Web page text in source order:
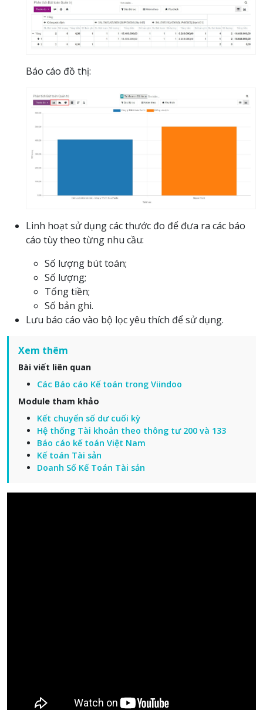
Báo cáo đồ thị:
Linh hoạt sử dụng các thước đo để đưa ra các báo
cáo tùy theo từng nhu cầu:
Số lượng bút toán;
Số lượng;
Tổng tiền;
Số bản ghi.
Lưu báo cáo vào bộ lọc yêu thích để sử dụng.
Xem thêm
Bài viết liên quan
Các Báo cáo Kế toán trong Viindoo
Module tham khảo
Kết chuyển số dư cuối kỳ
Hệ thống Tài khoản theo thông tư 200 và 133
Báo cáo kế toán Việt Nam
Kế toán Tài sản
Doanh Số Kế Toán Tài sản